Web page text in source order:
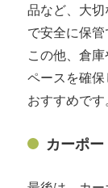
品など、大
で安全に保管
この他、倉
ペースを確
おすすめです
カーポ